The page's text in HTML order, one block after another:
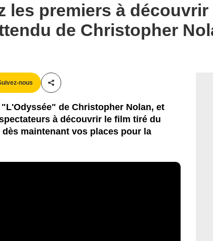
les premiers à
de Christopher
nous
Partager cet article
de Christopher Nolan, et
à découvrir le film tiré du
maintenant vos places pour la